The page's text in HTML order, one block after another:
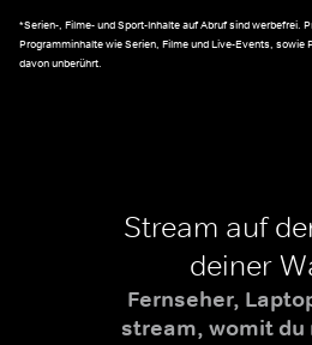
*Serien-, Filme- und Sport-Inhalte auf Abruf sind werbefrei.
Programminhalte wie Serien, Filme und Live-Events, sowie
davon unberührt.
Stream auf
deiner
Fernseher,
stream, womit